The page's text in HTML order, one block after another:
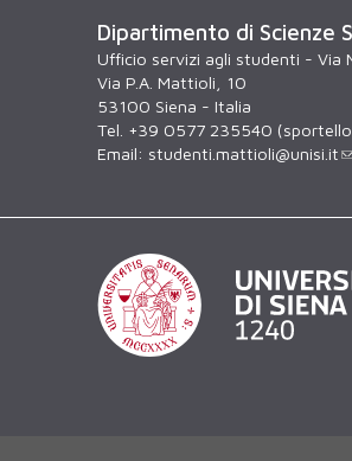
Dipartimento di Scienze
Ufficio servizi agli studenti - Via
Via P.A. Mattioli, 10
53100 Siena - Italia
Tel. +39 0577 235540
Email: studenti.mattioli@unisi.it